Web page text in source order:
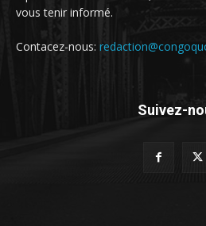
vous tenir informé.
Contacez-nous:
Suivez-